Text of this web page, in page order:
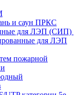
и саун ПРКС
для ЛЭП (СИП)
для ЛЭП
пожарной